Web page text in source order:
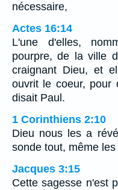
nécessaire,
Actes 16:14
L'une d'elles,
pourpre, de la ville
craignant Dieu, et
ouvrit le coeur, pour
disait Paul.
1 Corinthiens 2:10
Dieu nous les a
sonde tout, même
Jacques 3:15
Cette sagesse n'est